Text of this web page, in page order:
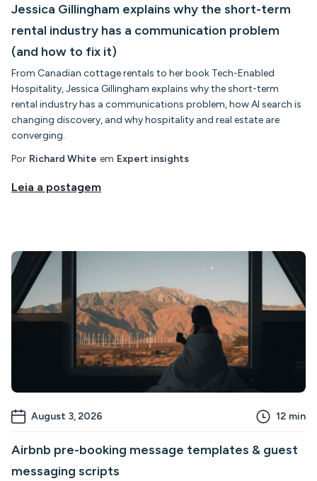
Jessica Gillingham explains why the short-term
rental industry has a communication problem
(and how to fix it)
From Canadian cottage rentals to her book Tech-Enabled
Hospitality, Jessica Gillingham explains why the short-term
rental industry has a communications problem, how AI search is
changing discovery, and why hospitality and real estate are
converging.
Por Richard White em Expert insights
Leia a postagem
August 3, 2026 12 min
Airbnb pre-booking message templates & guest
messaging scripts